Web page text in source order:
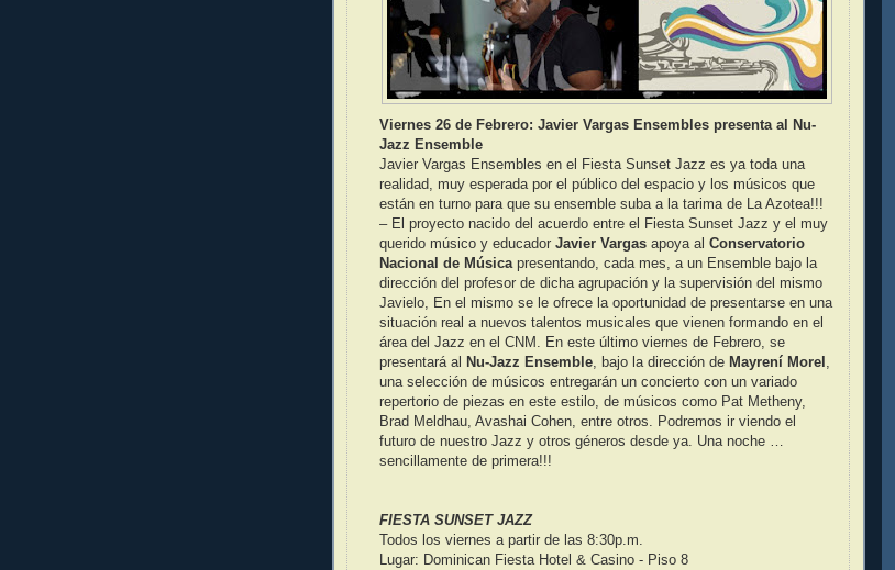
Viernes 26 de Febrero: Javier Vargas Ensembles presenta al Nu-
Jazz Ensemble
Javier Vargas Ensembles en el Fiesta Sunset Jazz es ya toda una
realidad, muy esperada por el público del espacio y los músicos que
están en turno para que su ensemble suba a la tarima de La Azotea!!!
– El proyecto nacido del acuerdo entre el Fiesta Sunset Jazz y el muy
querido músico y educador Javier Vargas apoya al Conservatorio
Nacional de Músicapresentando, cada mes, a un Ensemble bajo la
dirección del profesor de dicha agrupación y la supervisión del mismo
Javielo, En el mismo se le ofrece la oportunidad de presentarse en una
situación real a nuevos talentos musicales que vienen formando en el
área del Jazz en el CNM. En este último viernes de Febrero, se
presentará al Nu-Jazz Ensemble, bajo la dirección de Mayrení Morel ,
una selección de músicos entregarán un concierto con un variado
repertorio de piezas en este estilo, de músicos como Pat Metheny,
Brad Meldhau, Avashai Cohen, entre otros. Podremos ir viendo el
futuro de nuestro Jazz y otros géneros desde ya. Una noche …
sencillamente de primera!!!
FIESTA SUNSET JAZZ
Todos los viernes a partir de las 8:30p.m.
Lugar: Dominican Fiesta Hotel & Casino - Piso 8